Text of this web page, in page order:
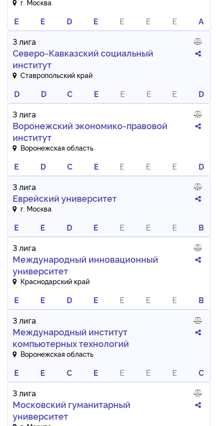
г. Москва
E E D E E E E
A
3 лига
Северо-Кавказский социальный
институт
Ставропольский край
D D C E E E E
D
3 лига
Воронежский экономико-правовой
институт
Воронежская область
E D C E E E E
D
3 лига
Еврейский университет
г. Москва
E E D E E E E
B
3 лига
Международный инновационный
университет
Краснодарский край
E E D E E E E
B
3 лига
Международный институт
компьютерных технологий
Воронежская область
E E C E E E E
C
3 лига
Московский гуманитарный
университет